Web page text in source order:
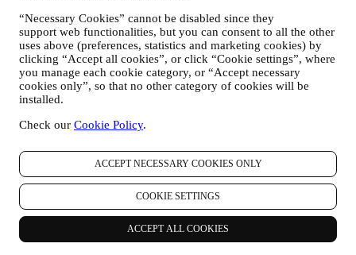
“Necessary Cookies” cannot be disabled since they
support web functionalities, but you can consent to all the other
uses above (preferences, statistics and marketing cookies) by
clicking “Accept all cookies”, or click “Cookie settings”, where
you manage each cookie category, or “Accept necessary
cookies only”, so that no other category of cookies will be
installed.
Check our Cookie Policy.
ACCEPT NECESSARY COOKIES ONLY
COOKIE SETTINGS
ACCEPT ALL COOKIES
Recettes
Nos Histoires
Services
Concours
Carte Cadeau
Notre Savoir-faire
Trouver une Boutique Signature
Nos Engagements